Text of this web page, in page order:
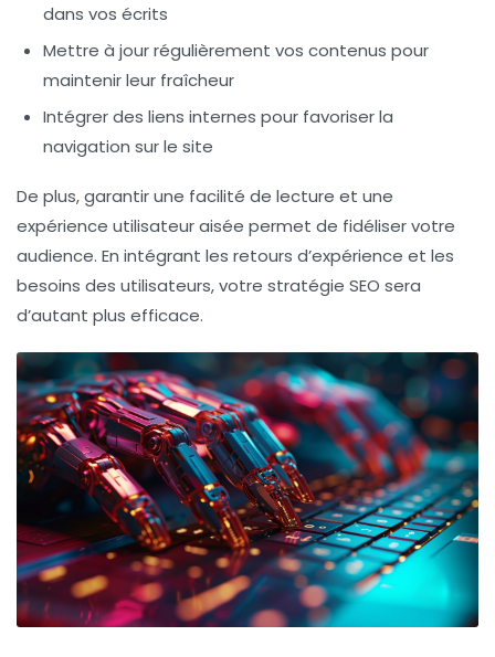
dans vos écrits
Mettre à jour régulièrement vos contenus pour
maintenir leur fraîcheur
Intégrer des liens internes pour favoriser la
navigation sur le site
De plus, garantir une facilité de lecture et une
expérience utilisateur aisée permet de fidéliser votre
audience. En intégrant les retours d’expérience et les
besoins des utilisateurs, votre stratégie SEO sera
d’autant plus efficace.